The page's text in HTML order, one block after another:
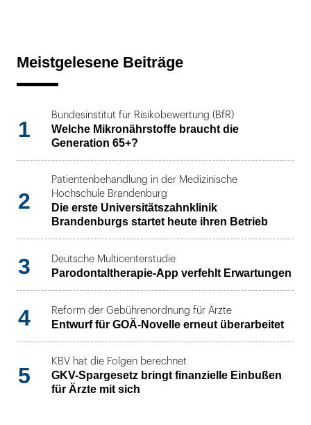
Meistgelesene Beiträge
1
Bundesinstitut für Risikobewertung (BfR)
Welche Mikronährstoffe braucht die
Generation 65+?
2
Patientenbehandlung in der Medizinische
Hochschule Brandenburg
Die erste Universitätszahnklinik
Brandenburgs startet heute ihren Betrieb
3 Deutsche Multicenterstudie
Parodontaltherapie-App verfehlt Erwartungen
4 Reform der Gebührenordnung für Ärzte
Entwurf für GOÄ-Novelle erneut überarbeitet
5
KBV hat die Folgen berechnet
GKV-Spargesetz bringt finanzielle Einbußen
für Ärzte mit sich